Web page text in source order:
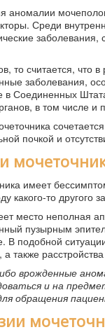
аномалии
Среди
то считается, что
заболевания,
Соединенных
в том числе
почкой и
имеет
какого-то другого
место неполная
пузырным
В подобной
также
врожденные
и на
обращения